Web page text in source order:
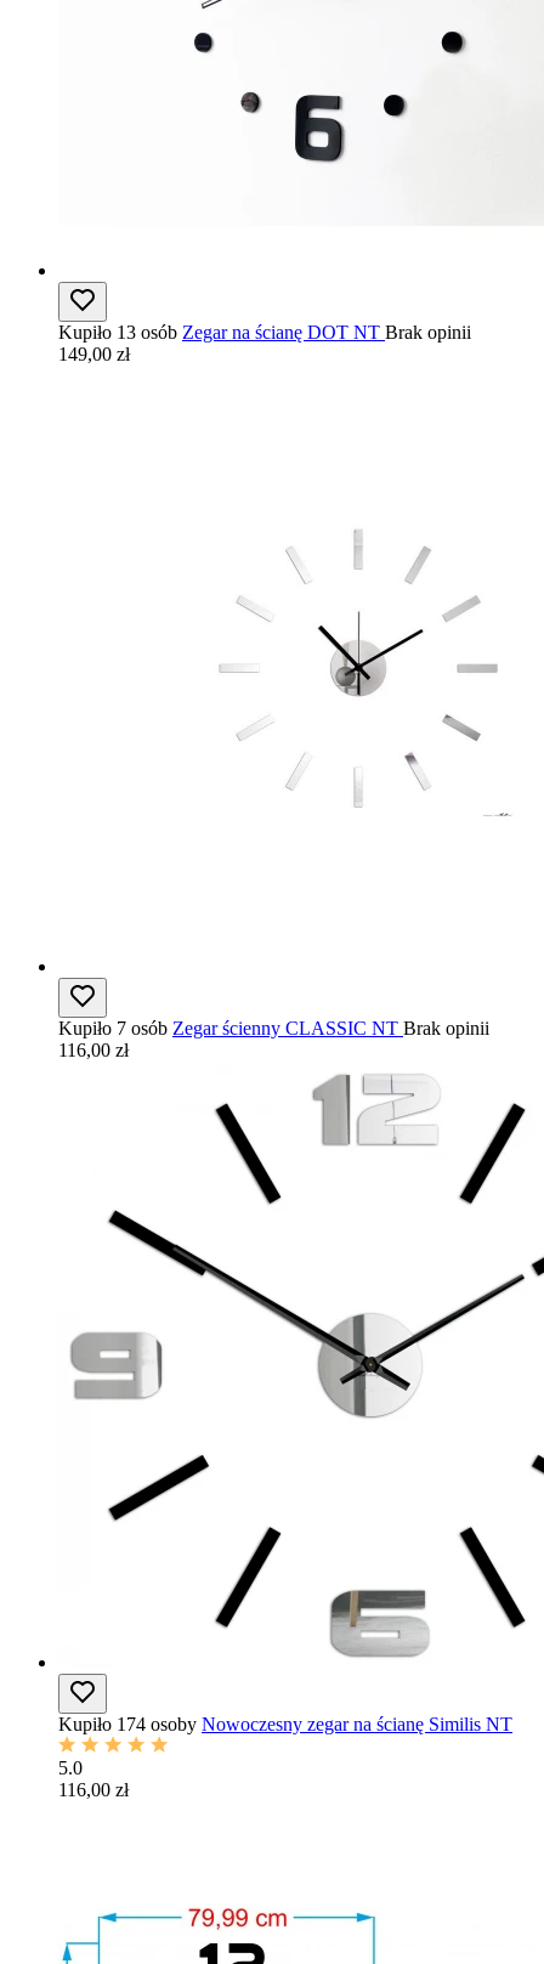
Kupiło 13 osób Zegar na ścianę DOT NT Brak opinii
149,00 zł
Kupiło 7 osób Zegar ścienny CLASSIC NT Brak opinii
116,00 zł
Kupiło 174 osoby Nowoczesny zegar na ścianę Similis NT
5.0
116,00 zł